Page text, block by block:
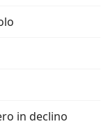
in declino